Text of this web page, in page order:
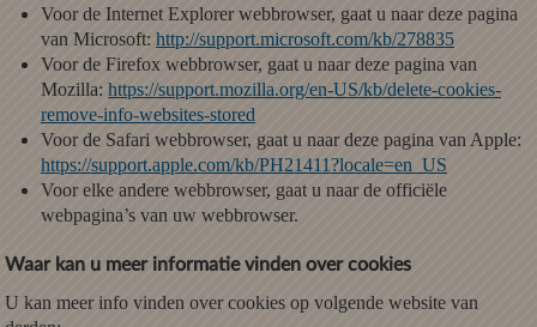
Voor de Internet Explorer webbrowser, gaat u naar deze pagina
van Microsoft: http://support.microsoft.com/kb/278835
Voor de Firefox webbrowser, gaat u naar deze pagina van
Mozilla: https://support.mozilla.org/en-US/kb/delete-cookies-
remove-info-websites-stored
Voor de Safari webbrowser, gaat u naar deze pagina van Apple:
https://support.apple.com/kb/PH21411?locale=en_US
Voor elke andere webbrowser, gaat u naar de officiële
webpagina’s van uw webbrowser.
Waar kan u meer informatie vinden over cookies
U kan meer info vinden over cookies op volgende website van